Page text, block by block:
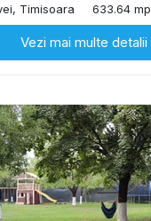
Timisoara
633.64 mp
Vezi mai multe detalii